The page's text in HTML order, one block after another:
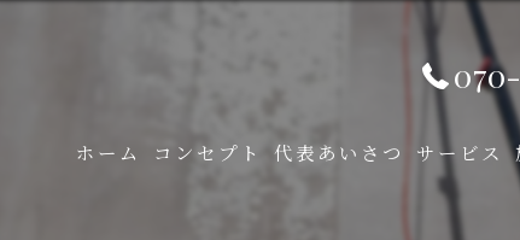
ホーム コンセプト 代表あいさつ サービス